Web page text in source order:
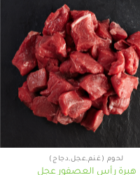
لحوم (غنم,عجل,دجاج)
هبرة رأس العصفور عجل